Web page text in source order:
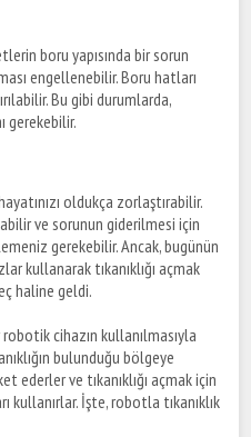
boru yapısında bir sorun
engellenebilir. Boru hatları
Bu gibi durumlarda,
gerekebilir.
oldukça zorlaştırabilir.
ve sorunun giderilmesi için
gerekebilir. Ancak, bugünün
kullanarak tıkanıklığı açmak
haline geldi.
robotik cihazın kullanılmasıyla
bulunduğu bölgeye
ederler ve tıkanıklığı açmak için
kullanırlar. İşte, robotla tıkanıklık